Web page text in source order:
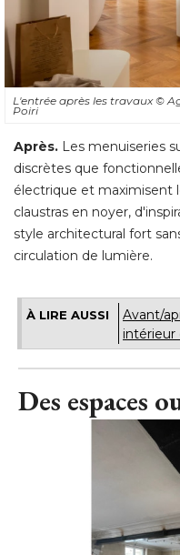
L'entrée après les travaux©
Poiri
Après.Les menuiseries
discrètes que
électrique et maximisent
style architectural fort
circulation de lumière.
intérieur
Des espaces